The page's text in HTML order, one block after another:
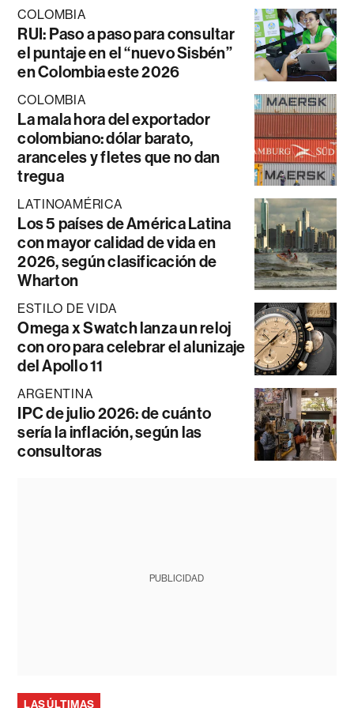
COLOMBIA
RUI: Paso a paso para consultar
el puntaje en el “nuevo Sisbén”
en Colombia este 2026
COLOMBIA
La mala hora del exportador
colombiano: dólar barato,
aranceles y fletes que no dan
tregua
LATINOAMÉRICA
Los 5 países de América Latina
con mayor calidad de vida en
2026, según clasificación de
Wharton
ESTILO DE VIDA
Omega x Swatch lanza un reloj
con oro para celebrar el alunizaje
del Apollo 11
ARGENTINA
IPC de julio 2026: de cuánto
sería la inflación, según las
consultoras
PUBLICIDAD
LAS ÚLTIMAS